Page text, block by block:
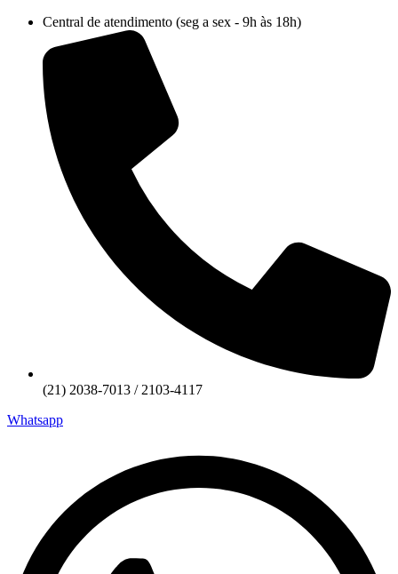
conteúdo
Central de atendimento (seg a sex - 9h às 18h)
(21) 2038-7013 / 2103-4117
Whatsapp